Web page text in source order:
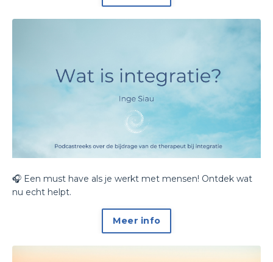
🎧 Een must have als je werkt met mensen! Ontdek wat
nu echt helpt.
Meer info